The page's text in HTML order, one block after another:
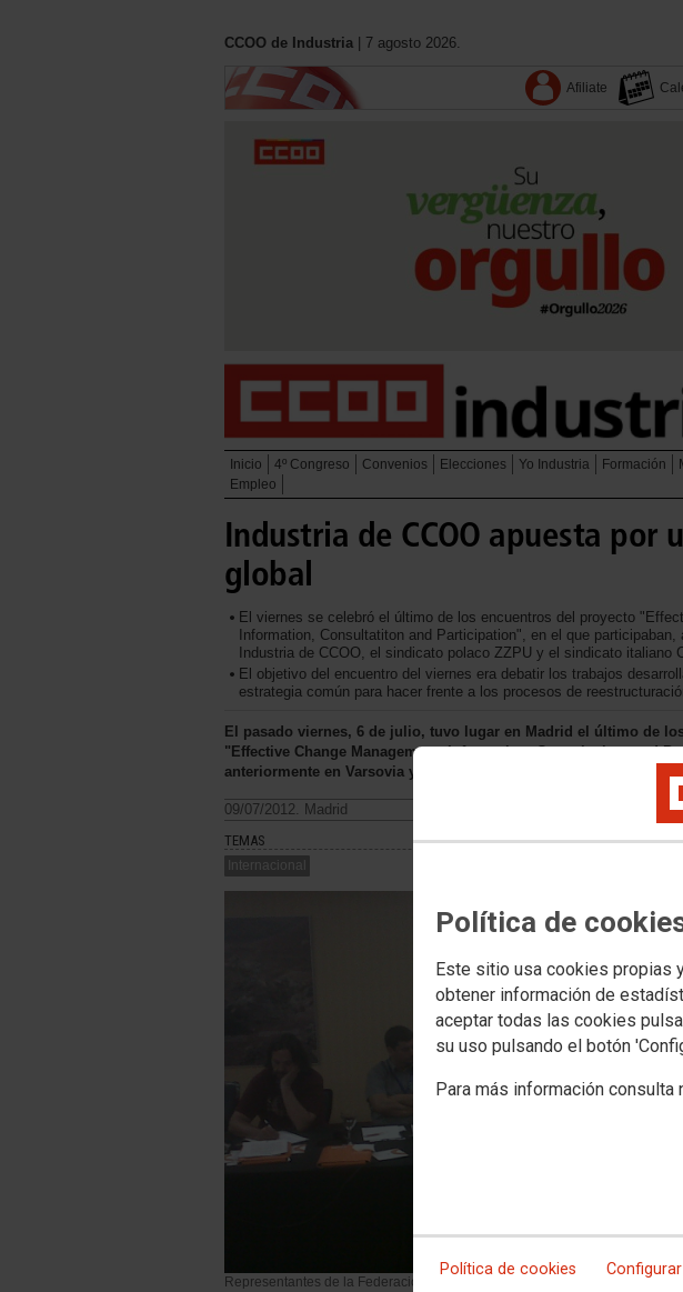
Política de
Este sitio usa cookies propias
obtener información de
aceptar todas las cookies
su uso pulsando el botón
Para más información consulta
Política de cookies
CCOO de Industria | 7 agosto 2026.
Afiliate
Inicio 4º Congreso Convenios Elecciones Yo Industria Formación
Empleo
Industria de CCOO apuesta por
global
El viernes se celebró el último de los encuentros del proyecto
Information, Consultatiton and Participation", en el que
Industria de CCOO, el sindicato polaco ZZPU y el sindicato italiano
El objetivo del encuentro del viernes era debatir los trabajos
estrategia común para hacer frente a los procesos de
El pasado viernes, 6 de julio, tuvo lugar en Madrid el último de
"Effective Change Management. Information, Consultatiton and
anteriormente en Varsovia y Milán junto con los sindicatos ZZPU
09/07/2012. Madrid
TEMAS
Internacional
Representantes de la Federación de Industria de CCOO, en el encuentro del